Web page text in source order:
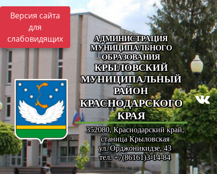
Версия сайта
для
слабовидящих
АДМИНИСТРАЦИЯ
МУНИЦИПАЛЬНОГО
ОБРАЗОВАНИЯ
КРЫЛОВСКИЙ
МУНИЦИПАЛЬНЫЙ
РАЙОН
КРАСНОДАРСКОГО
КРАЯ
352080, Краснодарский край,
станица Крыловская
ул. Орджоникидзе, 43
тел. +7(86161)3-14-84